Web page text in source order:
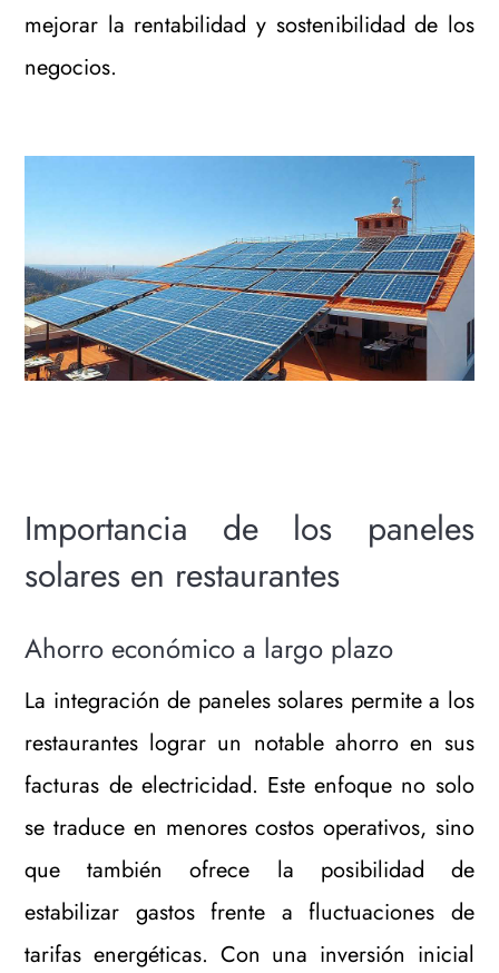
mejorar la rentabilidad y sostenibilidad de los
negocios.
Importancia de los paneles
solares en restaurantes
Ahorro económico a largo plazo
La integración de paneles solares permite a los
restaurantes lograr un notable ahorro en sus
facturas de electricidad. Este enfoque no solo
se traduce en menores costos operativos, sino
que también ofrece la posibilidad de
estabilizar gastos frente a fluctuaciones de
tarifas energéticas. Con una inversión inicial